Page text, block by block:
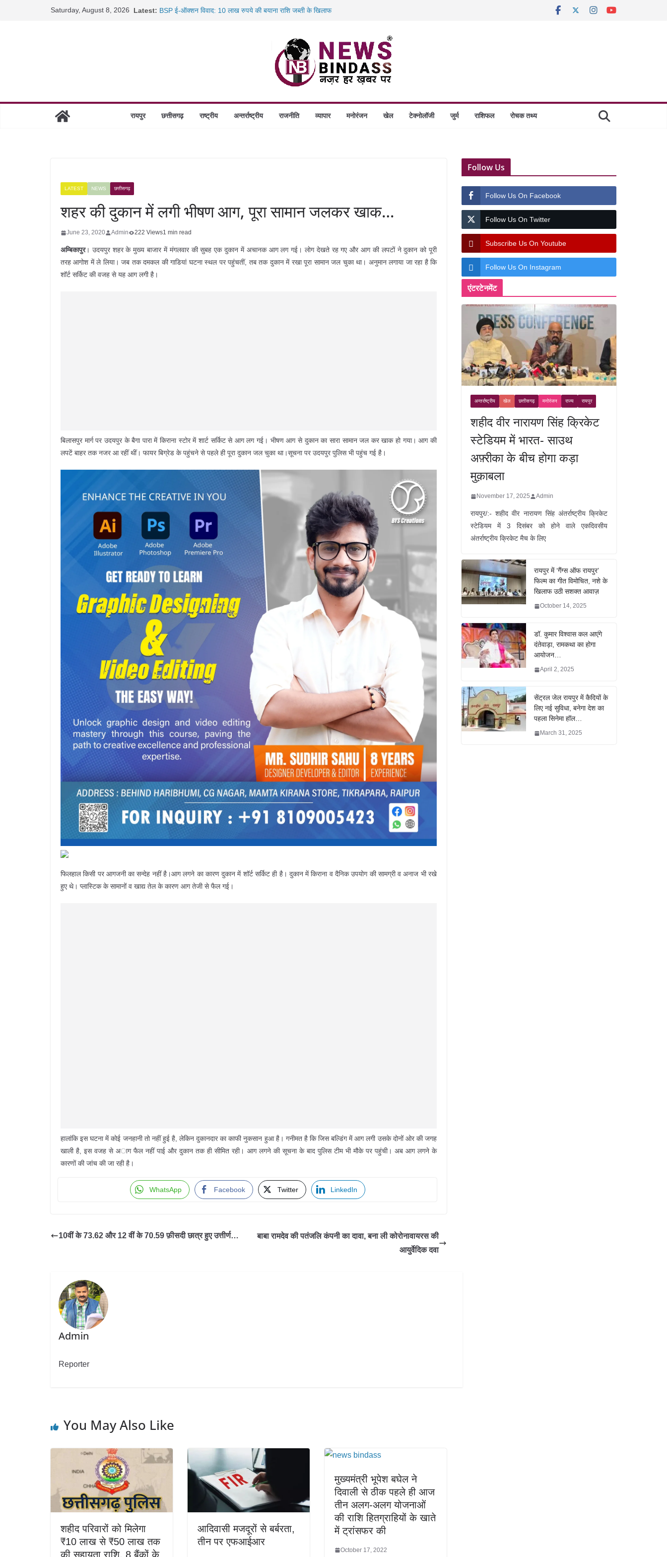
Saturday, August 8, 2026 Latest: BSP ई-ऑक्शन विवाद: 10 लाख रुपये की बयाना राशि जब्ती के खिलाफ
छत्तीसगढ़ में 1460 गोधाम होंगे स्थापित, हर विकासखंड के 10 उत्कृष्ट गोठानों
साइबर ठगी पर दुर्ग पुलिस का बड़ा एक्शन: 13 म्यूल बैंक खाताधारक गिरफ्तार
रायपुर छत्तीसगढ़ राष्ट्रीय अन्तर्राष्ट्रीय राजनीति व्यापार मनोरंजन खेल टेक्नोलॉजी जुर्म राशिफल रोचक तथ्य
LATEST NEWS छत्तीसगढ़
शहर की दुकान में लगी भीषण आग, पूरा सामान जलकर खाक…
June 23, 2020 Admin 222 Views1 min read
अम्बिकापुर। उदयपुर शहर के मुख्य बाजार में मंगलवार की सुबह एक दुकान में अचानक आग लग गई। लाेग देखते रह गए और आग की लपटों ने दुकान को पूरी
तरह आगोश में ले लिया। जब तक दमकल की गाडियां घटना स्थल पर पहुंचतीं, तब तक दुकान में रखा पूरा सामान जल चुका था। अनुमान लगाया जा रहा है कि
शॉर्ट सर्किट की वजह से यह आग लगी है।
बिलासपुर मार्ग पर उदयपुर के बैगा पारा में किराना स्टोर में शार्ट सर्किट से आग लग गई। भीषण आग से दुकान का सारा सामान जल कर खाक हो गया। आग की
लपटें बाहर तक नजर आ रहीं थीं। फायर बिग्रेड के पहुंचने से पहले ही पूरा दुकान जल चुका था।सूचना पर उदयपुर पुलिस भी पहुंच गई है।
फिलहाल किसी पर आगजनी का सन्देह नहीं है।आग लगने का कारण दुकान में शॉर्ट सर्किट ही है। दुकान में किराना व दैनिक उपयोग की सामग्री व अनाज भी रखे
हुए थे। प्लास्टिक के सामानों व खाद्य तेल के कारण आग तेजी से फैल गई।
हालांकि इस घटना में कोई जनहानी तो नहीं हुई है, लेकिन दुकानदार का काफी नुकसान हुआ है। गनीमत है कि जिस बल्डिंग में आग लगी उसके दोनों ओर की जगह
खाली है, इस वजह से अाग फैल नहीं पाई और दुकान तक ही सीमित रही। आग लगने की सूचना के बाद पुलिस टीम भी मौके पर पहुंची। अब आग लगने के
कारणों की जांच की जा रही है।
WhatsApp Facebook Twitter LinkedIn
10वीं के 73.62 और 12 वीं के 70.59 फ़ीसदी छात्र हुए उत्तीर्ण…
बाबा रामदेव की पतंजलि कंपनी का दावा, बना ली कोरोनावायरस की
आयुर्वेदिक दवा
Admin
Reporter
You May Also Like
शहीद परिवारों को मिलेगा
₹10 लाख से ₹50 लाख तक
की सहायता राशि, 8 बैंकों के
आदिवासी मजदूरों से बर्बरता,
तीन पर एफआईआर
मुख्यमंत्री भूपेश बघेल ने
दिवाली से ठीक पहले ही आज
तीन अलग-अलग योजनाओं
की राशि हितग्राहियों के खाते
में ट्रांसफर की
October 17, 2022
Follow Us
Follow Us On Facebook
Follow Us On Twitter
Subscribe Us On Youtube
Follow Us On Instagram
एंटरटेनमेंट
अन्तर्राष्ट्रीय खेल छत्तीसगढ़ मनोरंजन राज्य रायपुर
शहीद वीर नारायण सिंह क्रिकेट
स्टेडियम में भारत- साउथ
अफ़्रीका के बीच होगा कड़ा
मुक़ाबला
November 17, 2025 Admin
रायपुर/:- शहीद वीर नारायण सिंह अंतर्राष्ट्रीय क्रिकेट
स्टेडियम में 3 दिसंबर को होने वाले एकदिवसीय
अंतर्राष्ट्रीय क्रिकेट मैच के लिए
रायपुर में ‘गैंग्स ऑफ रायपुर’
फिल्म का गीत विमोचित, नशे के
खिलाफ उठी सशक्त आवाज़
October 14, 2025
डॉ. कुमार विश्वास कल आएंगे
दंतेवाड़ा, रामकथा का होगा
आयोजन…
April 2, 2025
सेंट्रल जेल रायपुर में कैदियों के
लिए नई सुविधा, बनेगा देश का
पहला सिनेमा हॉल…
March 31, 2025